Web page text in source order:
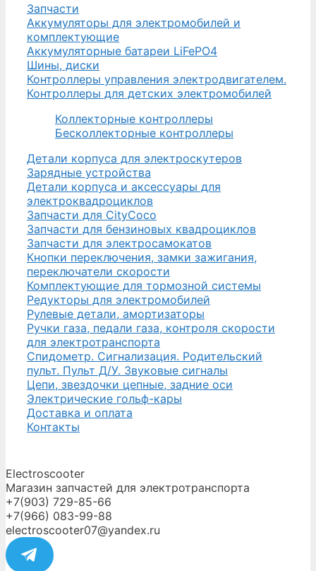
Запчасти
Аккумуляторы для электромобилей и
комплектующие
Аккумуляторные батареи LiFePO4
Шины, диски
Контроллеры управления электродвигателем.
Контроллеры для детских электромобилей
Коллекторные контроллеры
Бесколлекторные контроллеры
Детали корпуса для электроскутеров
Зарядные устройства
Детали корпуса и аксессуары для
электроквадроциклов
Запчасти для CityCoco
Запчасти для бензиновых квадроциклов
Запчасти для электросамокатов
Кнопки переключения, замки зажигания,
переключатели скорости
Комплектующие для тормозной системы
Редукторы для электромобилей
Рулевые детали, амортизаторы
Ручки газа, педали газа, контроля скорости
для электротранспорта
Спидометр. Сигнализация. Родительский
пульт. Пульт Д/У. Звуковые сигналы
Цепи, звездочки цепные, задние оси
Электрические гольф-кары
Доставка и оплата
Контакты
Electroscooter
Магазин запчастей для электротранспорта
+7(903) 729-85-66
+7(966) 083-99-88
electroscooter07@yandex.ru